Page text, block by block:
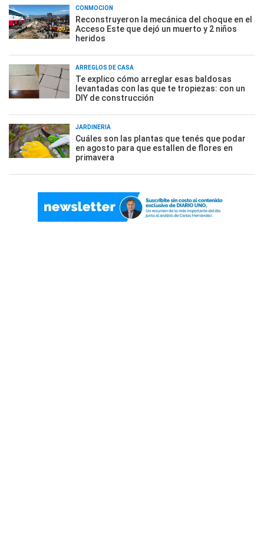
CONMOCIÓN
Reconstruyeron la mecánica del choque en el
Acceso Este que dejó un muerto y 2 niños
heridos
ARREGLOS DE CASA
Te explico cómo arreglar esas baldosas
levantadas con las que te tropiezas: con un
DIY de construcción
JARDINERÍA
Cuáles son las plantas que tenés que podar
en agosto para que estallen de flores en
primavera